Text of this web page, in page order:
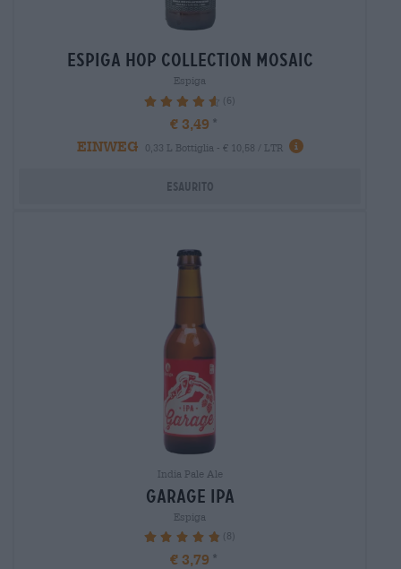
espiga hop collection mosaic
Espiga
93.33% (6)
€ 3,49
EINWEG
0,33 L Bottiglia - € 10,58 / LTR
Esaurito
India Pale Ale
garage ipa
Espiga
97.5% (8)
€ 3,79